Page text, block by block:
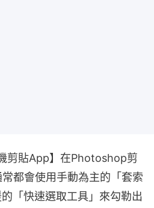
剪貼App】在Photoshop剪
都會使用手動為主的「套索
「快速選取工具」來勾勒出